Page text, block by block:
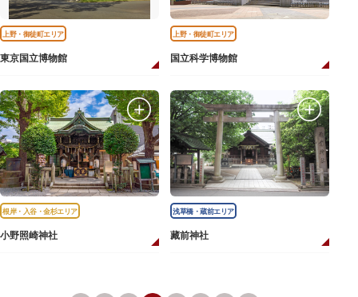
上野・御徒町エリア
東京国立博物館
上野・御徒町エリア
国立科学博物館
根岸・入谷・金杉エリア
小野照崎神社
浅草橋・蔵前エリア
藏前神社